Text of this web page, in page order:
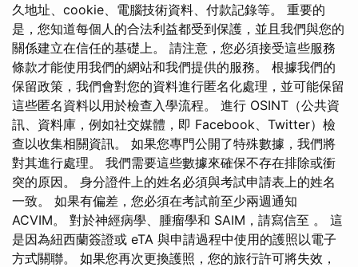
久地址、cookie、電腦技術資料、付款記錄等。 重要的
是，您知道每個人的合法利益都受到保護，並且我們與您的
關係建立在信任的基礎上。 請注意，您必須接受這些服務
條款才能使用我們的網站和我們提供的服務。 根據我們的
保留政策，我們會對您的資料進行匿名化處理，並可能保留
這些匿名資料以用於檢查入學流程。 進行 OSINT（公共資
訊、資料庫，例如社交媒體，即 Facebook、Twitter）檢
查以收集相關資訊。 如果您專門公開了特殊數據，我們將
對其進行處理。 我們需要這些數據來確保不存在排除或衝
突的原因。 身分證件上的姓名必須與考試申請表上的姓名
一致。 如果有偏差，您必須在考試前至少兩週通知
ACVIM。 對於神經病學、腫瘤學和 SAIM，請寫信至 。 這
是因為紐西蘭簽證或 eTA 與申請過程中使用的護照以電子
方式關聯。 如果您再次更換護照，您的旅行許可將失效，